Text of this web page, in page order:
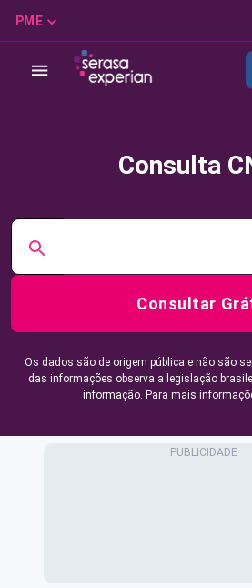
PME
Consulta
Consultar
Os dados são de origem pública e não são
das informações observa a legislação
informação. Para mais